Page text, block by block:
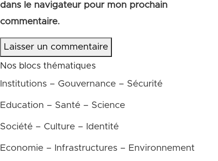
dans le navigateur pour mon prochain
commentaire.
Laisser un commentaire
Nos blocs thématiques
Institutions – Gouvernance – Sécurité
Education – Santé – Science
Société – Culture – Identité
Economie – Infrastructures – Environnement